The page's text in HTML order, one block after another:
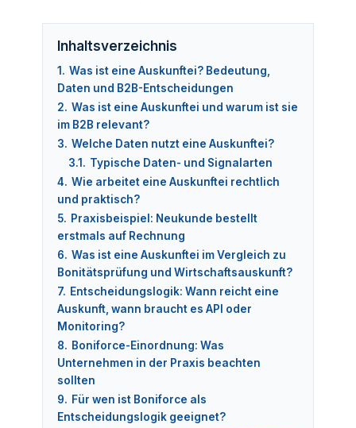
Inhaltsverzeichnis
1. Was ist eine Auskunftei? Bedeutung,
Daten und B2B-Entscheidungen
2. Was ist eine Auskunftei und warum ist sie
im B2B relevant?
3. Welche Daten nutzt eine Auskunftei?
3.1. Typische Daten- und Signalarten
4. Wie arbeitet eine Auskunftei rechtlich
und praktisch?
5. Praxisbeispiel: Neukunde bestellt
erstmals auf Rechnung
6. Was ist eine Auskunftei im Vergleich zu
Bonitätsprüfung und Wirtschaftsauskunft?
7. Entscheidungslogik: Wann reicht eine
Auskunft, wann braucht es API oder
Monitoring?
8. Boniforce-Einordnung: Was
Unternehmen in der Praxis beachten
sollten
9. Für wen ist Boniforce als
Entscheidungslogik geeignet?